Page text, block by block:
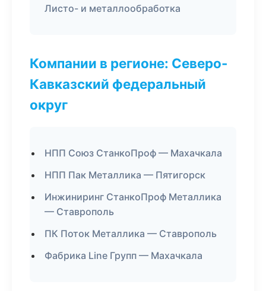
Листо- и металлообработка
Компании в регионе: Северо-
Кавказский федеральный
округ
НПП Союз СтанкоПроф — Махачкала
НПП Пак Металлика — Пятигорск
Инжиниринг СтанкоПроф Металлика
— Ставрополь
ПК Поток Металлика — Ставрополь
Фабрика Line Групп — Махачкала